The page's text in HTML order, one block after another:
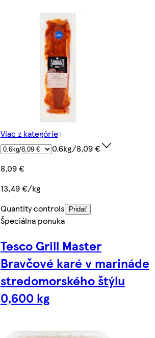
Viac z kategórie
0.6kg/8,09 €
8,09 €
13,49 €/kg
Quantity controls
Pridať
Špeciálna ponuka
Tesco Grill Master
Bravčové karé v marináde
stredomorského štýlu
0,600 kg